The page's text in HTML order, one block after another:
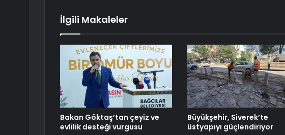
İlgili Makaleler
Bakan Göktaş’tan çeyiz ve
evlilik desteği vurgusu
Büyükşehir, Siverek’te
üstyapıyı güçlendiriyor